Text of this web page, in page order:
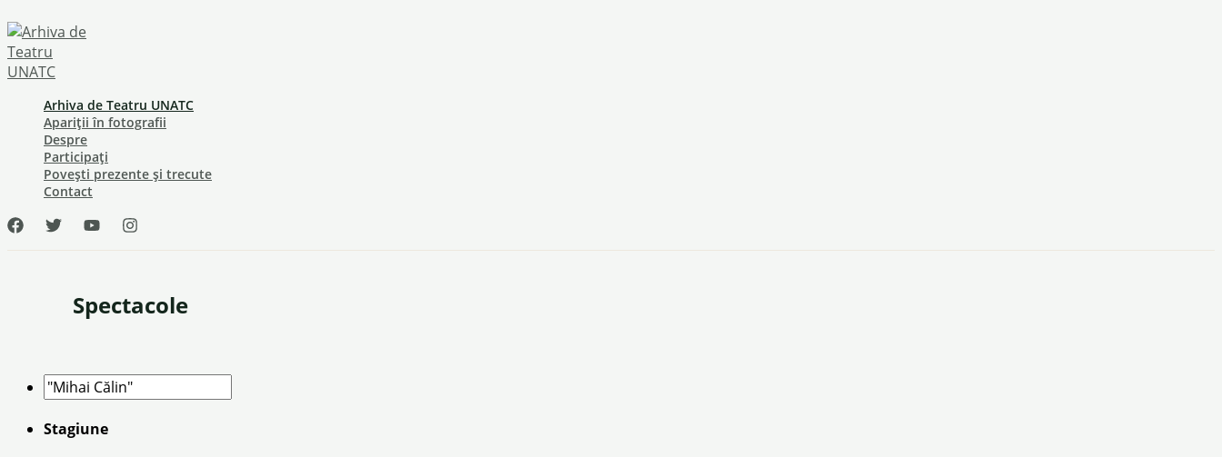
to
content
Arhiva de Teatru UNATC
Apariții în fotografii
Despre
Participați
Povești prezente și trecute
Contact
Spectacole
Stagiune